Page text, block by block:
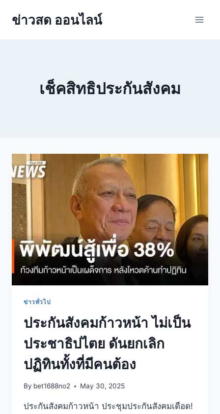
ข่าวสด ออนไลน์
เช็คสิทธิประกันสังคม
ข่าวทั่วไป
ประกันสังคมก้าวหน้า ไม่เป็น
ประชาธิปไตย ดันยกเลิก
ปฏิทินทั้งที่มีคนต้อง
By bet1688no2 May 30, 2025
ประกันสังคมก้าวหน้า ประชุมประกันสังคมเดือด!